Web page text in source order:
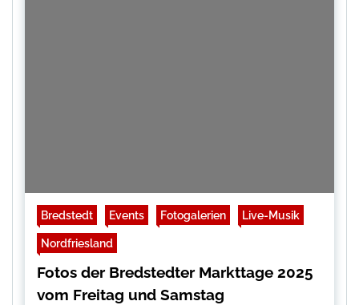
Bredstedt Events Fotogalerien Live-Musik
Nordfriesland
Fotos der Bredstedter Markttage 2025
vom Freitag und Samstag